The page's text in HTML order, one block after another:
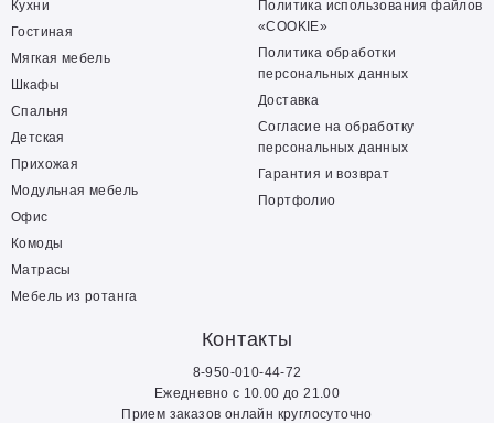
Кухни
Гостиная
Мягкая мебель
Шкафы
Спальня
Детская
Прихожая
Модульная мебель
Офис
Комоды
Матрасы
Мебель из ротанга
Политика использования файлов
«COOKIE»
Политика обработки
персональных данных
Доставка
Согласие на обработку
персональных данных
Гарантия и возврат
Портфолио
Контакты
8-950-010-44-72
Ежедневно с 10.00 до 21.00
Прием заказов онлайн круглосуточно